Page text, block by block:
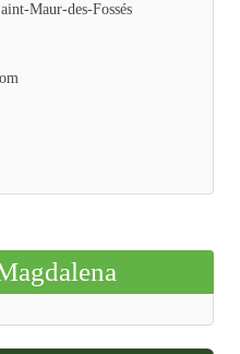
Maur-des-Fossés